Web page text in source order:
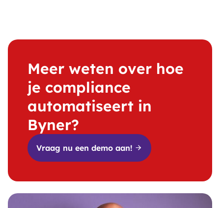
Meer weten over hoe
je compliance
automatiseert in
Byner?
Vraag nu een demo aan!